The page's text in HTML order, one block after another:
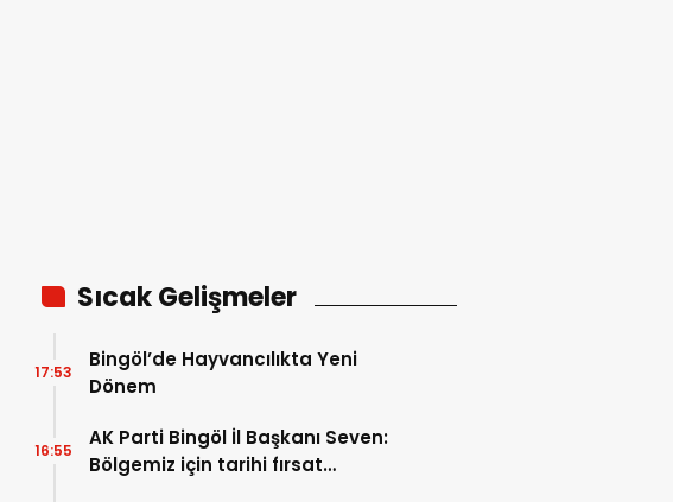
Sıcak Gelişmeler
Bingöl’de Hayvancılıkta Yeni
Dönem
17:53
AK Parti Bingöl İl Başkanı Seven:
Bölgemiz için tarihi fırsat
16:55